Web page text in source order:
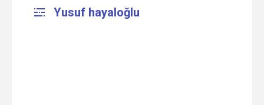
Yusuf hayaloğlu